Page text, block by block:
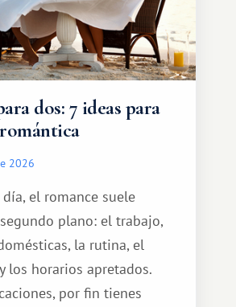
dos: 7 ideas para
2026
el romance suele
plano: el trabajo,
la rutina, el
los horarios apretados.
por fin tienes